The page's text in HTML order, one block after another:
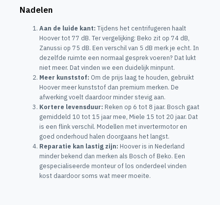
Nadelen
Aan de luide kant: Tijdens het centrifugeren haalt
Hoover tot 77 dB. Ter vergelijking: Beko zit op 74 dB,
Zanussi op 75 dB. Een verschil van 5 dB merk je echt. In
dezelfde ruimte een normaal gesprek voeren? Dat lukt
niet meer. Dat vinden we een duidelijk minpunt.
Meer kunststof: Om de prijs laag te houden, gebruikt
Hoover meer kunststof dan premium merken. De
afwerking voelt daardoor minder stevig aan.
Kortere levensduur: Reken op 6 tot 8 jaar. Bosch gaat
gemiddeld 10 tot 15 jaar mee, Miele 15 tot 20 jaar. Dat
is een flink verschil. Modellen met invertermotor en
goed onderhoud halen doorgaans het langst.
Reparatie kan lastig zijn: Hoover is in Nederland
minder bekend dan merken als Bosch of Beko. Een
gespecialiseerde monteur of los onderdeel vinden
kost daardoor soms wat meer moeite.